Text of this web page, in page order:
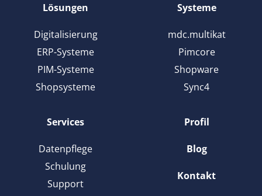
Lösungen
Digitalisierung
ERP-Systeme
PIM-Systeme
Shopsysteme
Systeme
mdc.multikat
Pimcore
Shopware
Sync4
Services
Datenpflege
Schulung
Support
Profil
Blog
Kontakt